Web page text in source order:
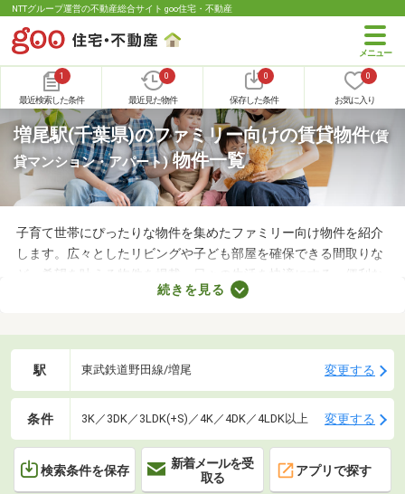
NTTグループ運営の不動産総合サイト goo住宅・不動産
1
最近検索した条件
0
最近見た物件
0
保存した条件
0
お気に入り
増尾駅(千葉県)のファミリー向けの賃貸物件(賃
貸マンション・アパート)物件一覧
子育て世帯にぴったりな物件を集めたファミリー向け物件を紹介
します。広々としたリビングや子ども部屋を確保できる間取りな
ど、希望を叶える物件を掲載。日々の生活を快適にする、便利な
設備が備わった物件もお伝えします。子育て世帯はもちろん、こ
てくださいね。
続きを見る
駅 東武鉄道野田線/増尾 変更する
条件 3K／3DK／3LDK(+S)／4K／4DK／4LDK以上 変更する
検索条件を保存
新着メールを受
取る
アプリで探す